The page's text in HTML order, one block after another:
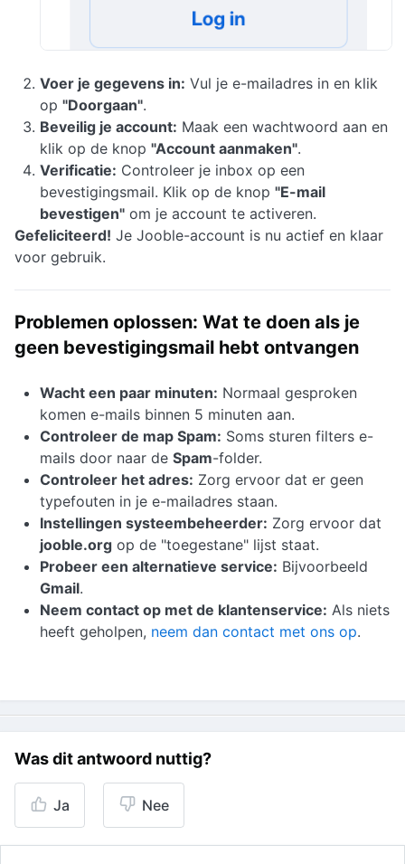
Voer je gegevens in: Vul je e-mailadres in en klik
op "Doorgaan".
Beveilig je account: Maak een wachtwoord aan en
klik op de knop "Account aanmaken".
Verificatie: Controleer je inbox op een
bevestigingsmail. Klik op de knop "E-mail
bevestigen" om je account te activeren.
Gefeliciteerd! Je Jooble-account is nu actief en klaar
voor gebruik.
Problemen oplossen: Wat te doen als je
geen bevestigingsmail hebt ontvangen
Wacht een paar minuten: Normaal gesproken
komen e-mails binnen 5 minuten aan.
Controleer de map Spam: Soms sturen filters e-
mails door naar de Spam-folder.
Controleer het adres: Zorg ervoor dat er geen
typefouten in je e-mailadres staan.
Instellingen systeembeheerder: Zorg ervoor dat
jooble.org op de "toegestane" lijst staat.
Probeer een alternatieve service: Bijvoorbeeld
Gmail.
Neem contact op met de klantenservice: Als niets
heeft geholpen, neem dan contact met ons op.
Was dit antwoord nuttig?
Ja Nee